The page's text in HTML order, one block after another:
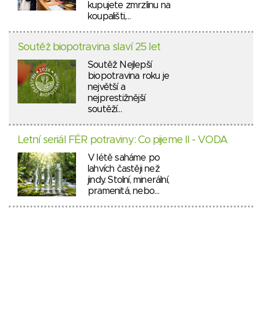
kupujete zmrzlinu na
koupališti,…
Soutěž biopotravina slaví 25 let
Soutěž Nejlepší
biopotravina roku je
největší a
nejprestižnější
soutěží…
Letní seriál FÉR potraviny: Co pijeme II - VODA
V létě saháme po
lahvích častěji než
jindy. Stolní, minerální,
pramenitá, nebo…